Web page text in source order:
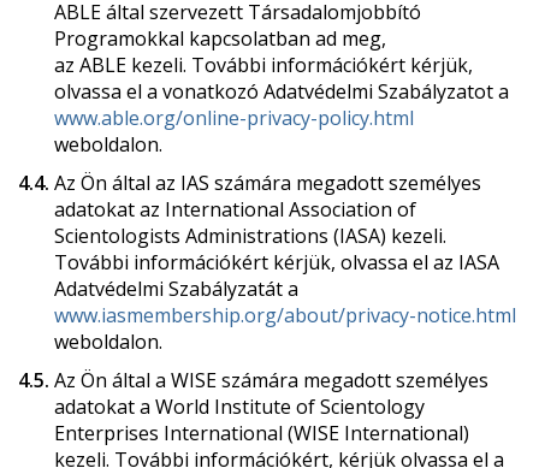
ABLE által szervezett Társadalomjobbító
Programokkal kapcsolatban ad meg,
az ABLE kezeli. További információkért kérjük,
olvassa el a vonatkozó Adatvédelmi Szabályzatot a
www.able.org/online-privacy-policy.html
weboldalon.
4.4. Az Ön által az IAS számára megadott személyes
adatokat az International Association of
Scientologists Administrations (IASA) kezeli.
További információkért kérjük, olvassa el az IASA
Adatvédelmi Szabályzatát a
www.iasmembership.org/about/privacy-notice.html
weboldalon.
4.5. Az Ön által a WISE számára megadott személyes
adatokat a World Institute of Scientology
Enterprises International (WISE International)
kezeli. További információkért, kérjük olvassa el a